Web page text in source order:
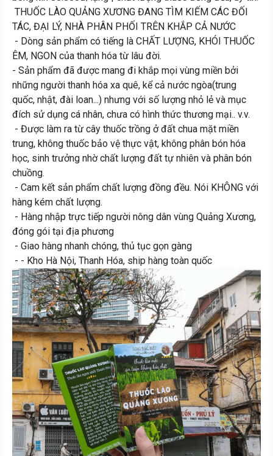
THUỐC LÀO QUẢNG XƯƠNG ĐANG TÌM KIẾM CÁC ĐỐI
TÁC, ĐẠI LÝ, NHÀ PHÂN PHỐI TRÊN KHẮP CẢ NƯỚC
- Dòng sản phẩm có tiếng là CHẤT LƯỢNG, KHÓI THUỐC
ÊM, NGON của thanh hóa từ lâu đời.
- Sản phẩm đã được mang đi khắp mọi vùng miền bởi
những người thanh hóa xa quê, kể cả nước ngòa(trung
quốc, nhật, đài loan...) nhưng với số lượng nhỏ lẻ và mục
đích sử dụng cá nhân, chưa có hình thức thương mại.. v.v.
- Được làm ra từ cây thuốc trồng ở đất chua mặt miền
trung, không thuốc bảo vệ thực vật, không phân bón hóa
học, sinh trưởng nhờ chất lượng đất tự nhiên và phân bón
chuồng.
- Cam kết sản phẩm chất lượng đồng đều. Nói KHÔNG với
hàng kém chất lượng.
- Hàng nhập trực tiếp người nông dân vùng Quảng Xương,
đóng gói tại địa phương
- Giao hàng nhanh chóng, thủ tục gọn gàng
- - Kho Hà Nội, Thanh Hóa, ship hàng toàn quốc